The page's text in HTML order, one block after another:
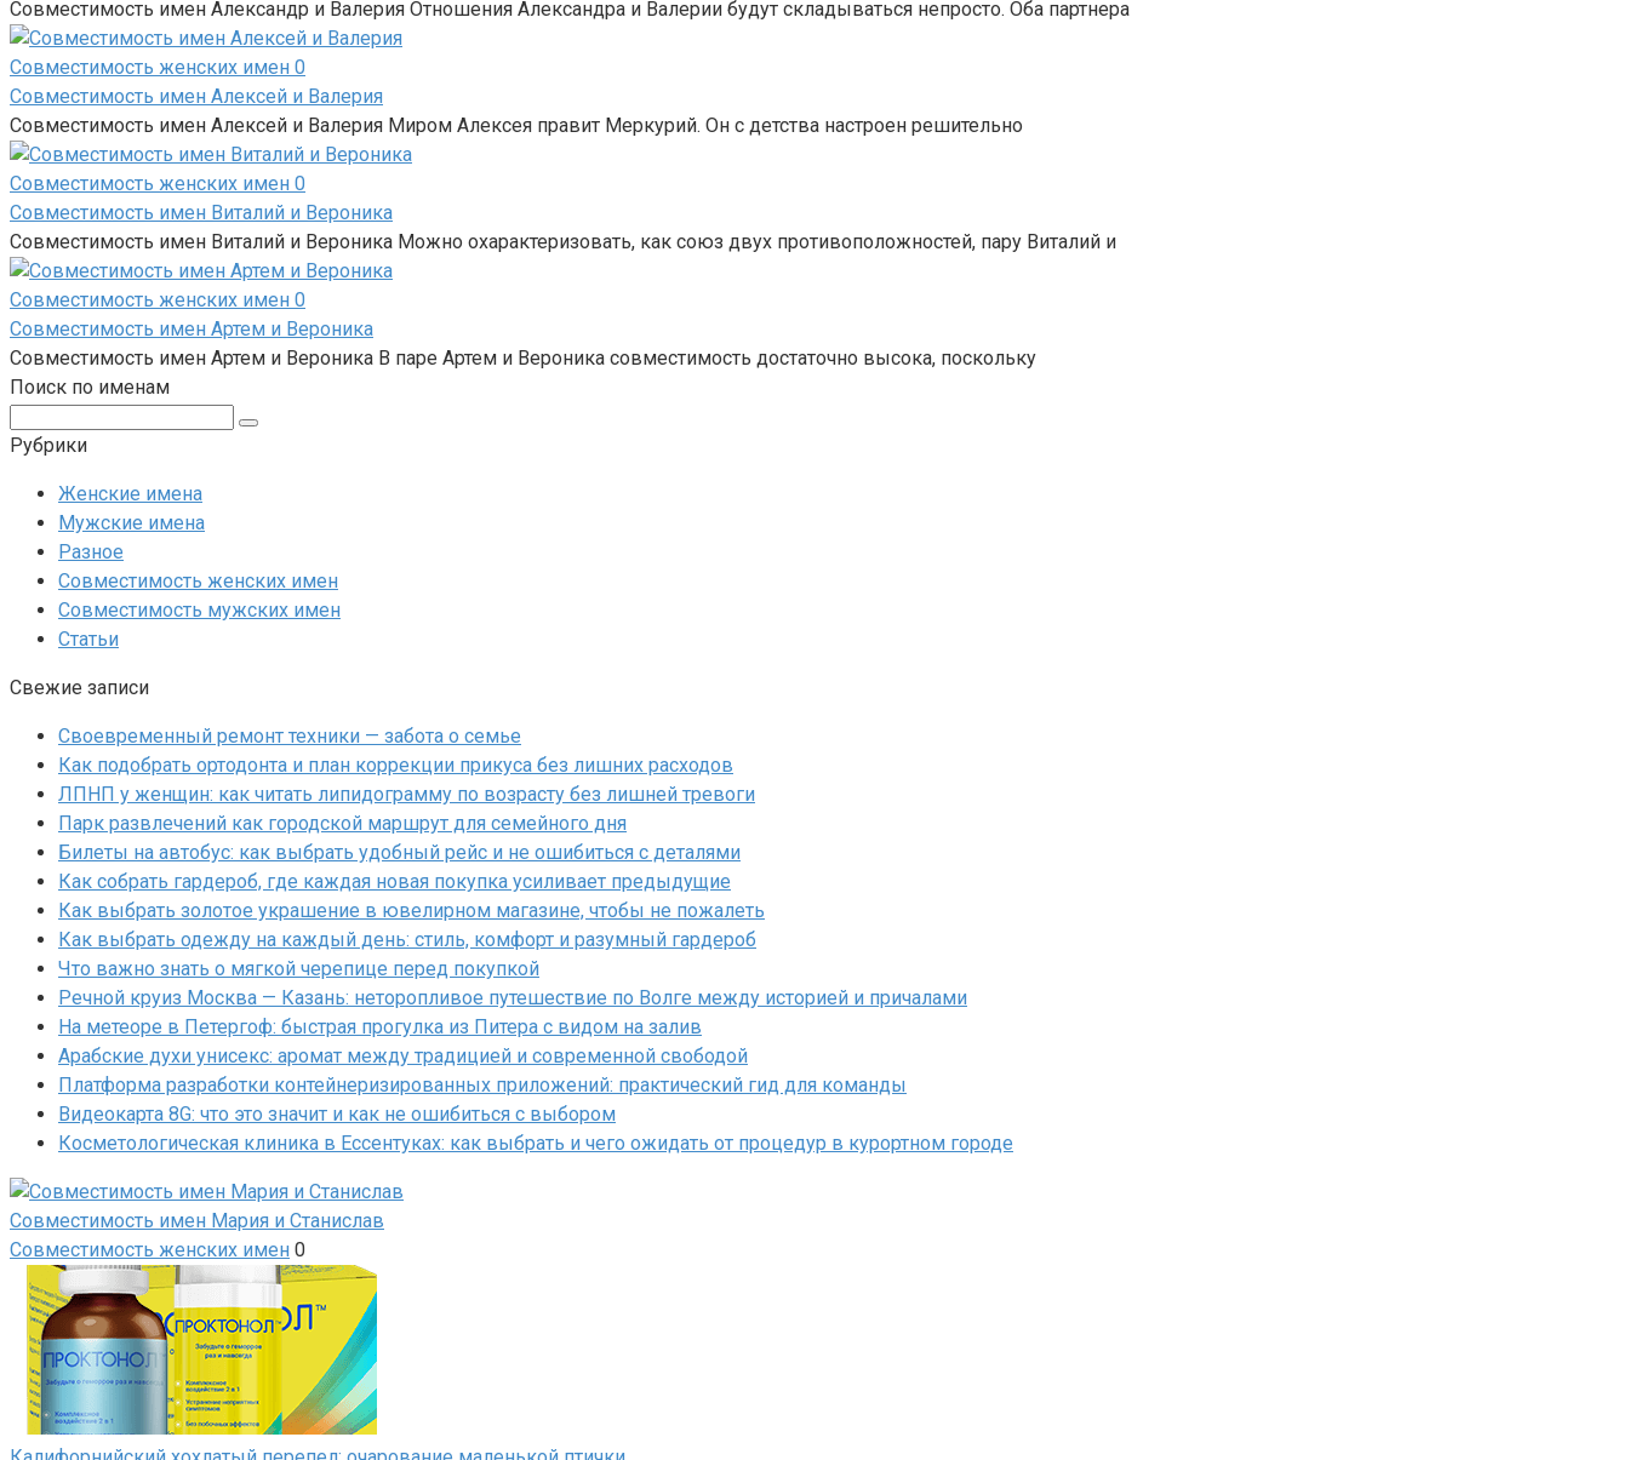
Совместимость имен Александр и Валерия Отношения Александра и Валерии будут складываться непросто. Оба партнера
Совместимость женских имен 0
Совместимость имен Алексей и Валерия
Совместимость имен Алексей и Валерия Миром Алексея правит Меркурий. Он с детства настроен решительно
Совместимость женских имен 0
Совместимость имен Виталий и Вероника
Совместимость имен Виталий и Вероника Можно охарактеризовать, как союз двух противоположностей, пару Виталий и
Совместимость женских имен 0
Совместимость имен Артем и Вероника
Совместимость имен Артем и Вероника В паре Артем и Вероника совместимость достаточно высока, поскольку
Поиск по именам
Рубрики
Женские имена
Мужские имена
Разное
Совместимость женских имен
Совместимость мужских имен
Статьи
Свежие записи
Своевременный ремонт техники — забота о семье
Как подобрать ортодонта и план коррекции прикуса без лишних расходов
ЛПНП у женщин: как читать липидограмму по возрасту без лишней тревоги
Парк развлечений как городской маршрут для семейного дня
Билеты на автобус: как выбрать удобный рейс и не ошибиться с деталями
Как собрать гардероб, где каждая новая покупка усиливает предыдущие
Как выбрать золотое украшение в ювелирном магазине, чтобы не пожалеть
Как выбрать одежду на каждый день: стиль, комфорт и разумный гардероб
Что важно знать о мягкой черепице перед покупкой
Речной круиз Москва — Казань: неторопливое путешествие по Волге между историей и причалами
На метеоре в Петергоф: быстрая прогулка из Питера с видом на залив
Арабские духи унисекс: аромат между традицией и современной свободой
Платформа разработки контейнеризированных приложений: практический гид для команды
Видеокарта 8G: что это значит и как не ошибиться с выбором
Косметологическая клиника в Ессентуках: как выбрать и чего ожидать от процедур в курортном городе
Совместимость имен Мария и Станислав
Совместимость женских имен 0